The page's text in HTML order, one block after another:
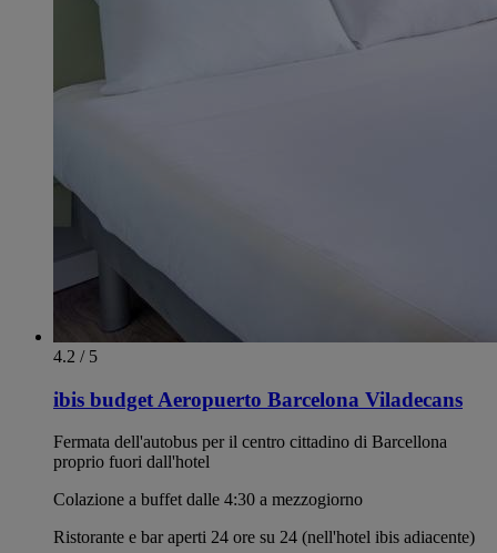
4.2 / 5
ibis budget Aeropuerto Barcelona Viladecans
Fermata dell'autobus per il centro cittadino di Barcellona
proprio fuori dall'hotel
Colazione a buffet dalle 4:30 a mezzogiorno
Ristorante e bar aperti 24 ore su 24 (nell'hotel ibis adiacente)